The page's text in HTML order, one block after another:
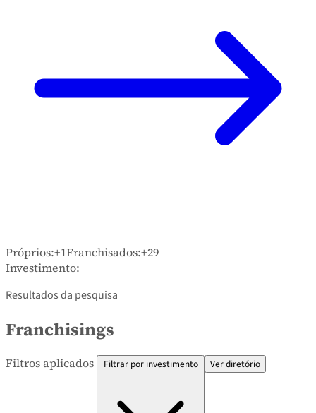
Próprios:+1Franchisados:+29
Investimento:
Resultados da pesquisa
Franchisings
Filtros aplicados Filtrar por investimento Ver diretório